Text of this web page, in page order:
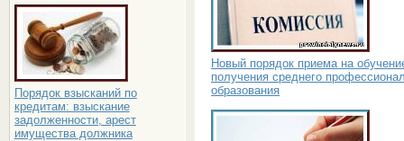
Порядок взысканий по
кредитам: взыскание
задолженности, арест
имущества должника
Новый порядок приема на
получения среднего
образования